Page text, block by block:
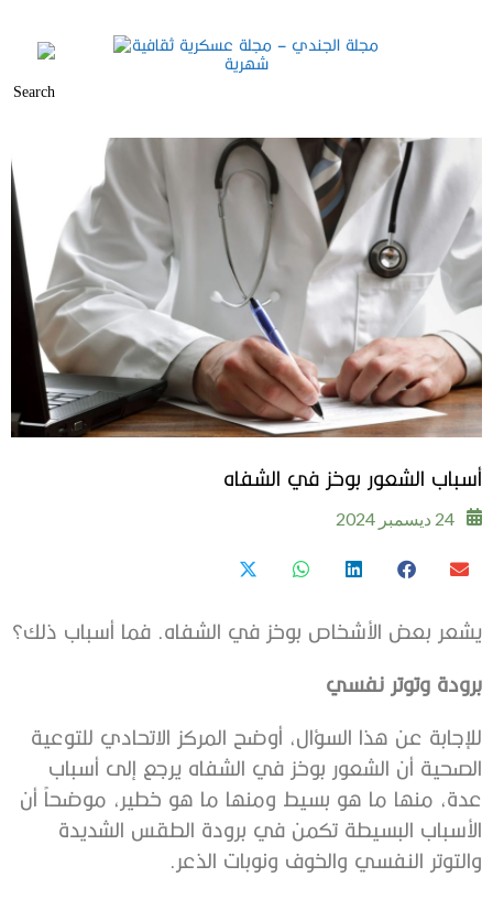
أسباب الشعور بوخز في الشفاه
24 ديسمبر 2024
يشعر بعض الأشخاص بوخز في الشفاه. فما أسباب ذلك؟
برودة وتوتر نفسي
للإجابة عن هذا السؤال، أوضح المركز الاتحادي للتوعية
الصحية أن الشعور بوخز في الشفاه يرجع إلى أسباب
عدة، منها ما هو بسيط ومنها ما هو خطير، موضحاً أن
الأسباب البسيطة تكمن في برودة الطقس الشديدة
والتوتر النفسي والخوف ونوبات الذعر.